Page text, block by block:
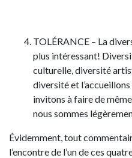
TOLÉRANCE – La
plus intéressant!
culturelle, diversité
diversité et
invitons à faire de
nous sommes
Évidemment, tout
l’encontre de l’un de ces